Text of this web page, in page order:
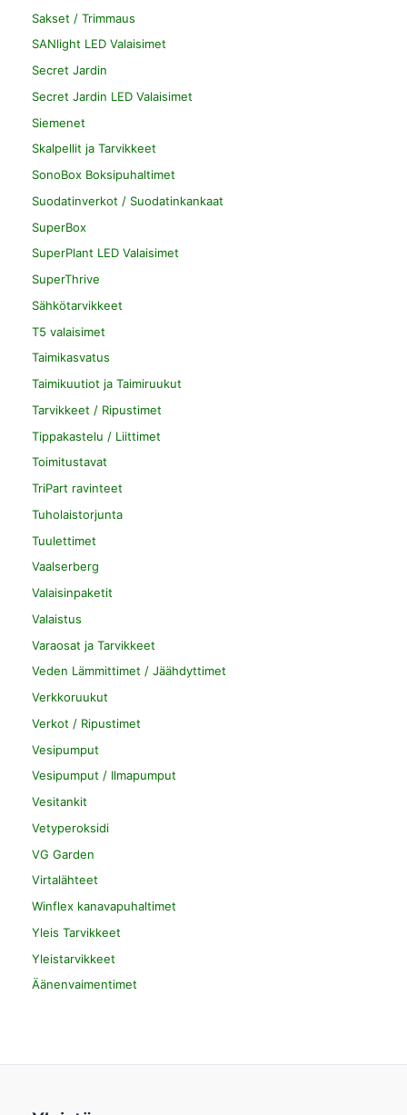
Sakset / Trimmaus
SANlight LED Valaisimet
Secret Jardin
Secret Jardin LED Valaisimet
Siemenet
Skalpellit ja Tarvikkeet
SonoBox Boksipuhaltimet
Suodatinverkot / Suodatinkankaat
SuperBox
SuperPlant LED Valaisimet
SuperThrive
Sähkötarvikkeet
T5 valaisimet
Taimikasvatus
Taimikuutiot ja Taimiruukut
Tarvikkeet / Ripustimet
Tippakastelu / Liittimet
Toimitustavat
TriPart ravinteet
Tuholaistorjunta
Tuulettimet
Vaalserberg
Valaisinpaketit
Valaistus
Varaosat ja Tarvikkeet
Veden Lämmittimet / Jäähdyttimet
Verkkoruukut
Verkot / Ripustimet
Vesipumput
Vesipumput / Ilmapumput
Vesitankit
Vetyperoksidi
VG Garden
Virtalähteet
Winflex kanavapuhaltimet
Yleis Tarvikkeet
Yleistarvikkeet
Äänenvaimentimet